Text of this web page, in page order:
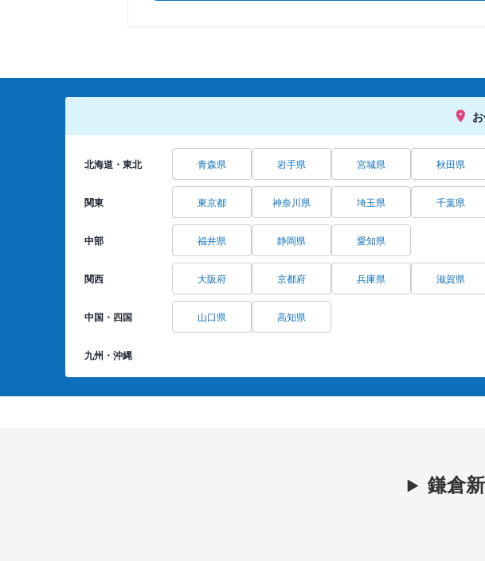
北海道・東北 青森県 岩手県 宮城県 秋田県
関東 東京都 神奈川県 埼玉県 千葉県
中部 福井県 静岡県 愛知県
関西 大阪府 京都府 兵庫県 滋賀県
中国・四国 山口県 高知県
九州・沖縄
鎌倉